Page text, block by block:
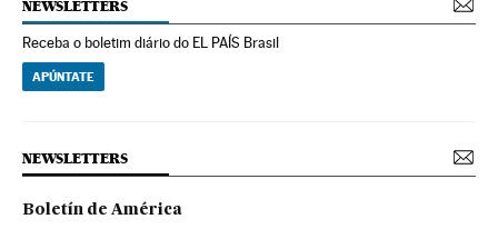
NEWSLETTERS
Receba o boletim diário do EL PAÍS Brasil
APÚNTATE
NEWSLETTERS
Boletín de América